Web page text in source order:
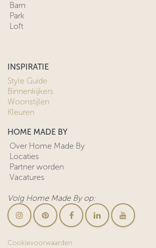
Barn
Park
Loft
INSPIRATIE
Style Guide
Binnenkijkers
Woonstijlen
Kleuren
HOME MADE BY
Over Home Made By
Locaties
Partner worden
Vacatures
Volg Home Made By op:
Cookievoorwaarden